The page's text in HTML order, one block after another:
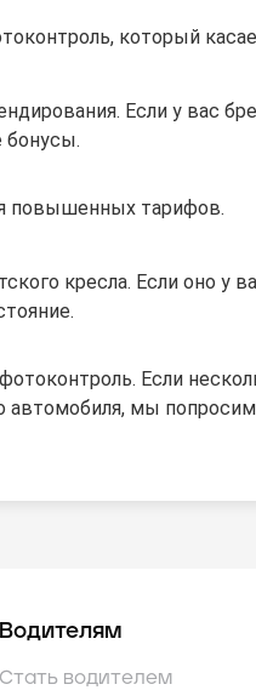
который
Если у вас
бонусы.
повышенных тарифов.
кресла. Если оно у
Если
автомобиля, мы
Водителям
Стать водителем